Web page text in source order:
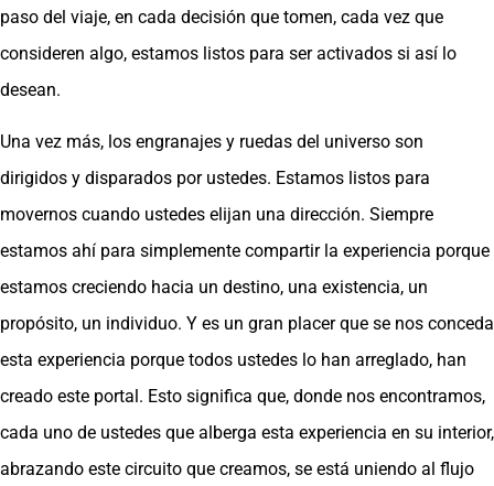
paso del viaje, en cada decisión que tomen, cada vez que
consideren algo, estamos listos para ser activados si así lo
desean.
Una vez más, los engranajes y ruedas del universo son
dirigidos y disparados por ustedes. Estamos listos para
movernos cuando ustedes elijan una dirección. Siempre
estamos ahí para simplemente compartir la experiencia porque
estamos creciendo hacia un destino, una existencia, un
propósito, un individuo. Y es un gran placer que se nos conceda
esta experiencia porque todos ustedes lo han arreglado, han
creado este portal. Esto significa que, donde nos encontramos,
cada uno de ustedes que alberga esta experiencia en su interior,
abrazando este circuito que creamos, se está uniendo al flujo